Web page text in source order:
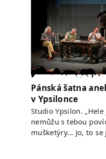
Pánská šatna
v Ypsilonce
Studio Ypsilon.
nemůžu s tebou
mušketýry… Jo, to se